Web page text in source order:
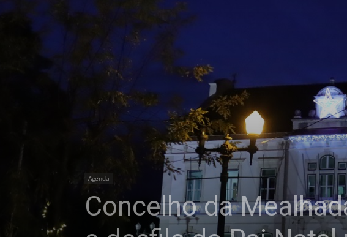
Agenda
Concelho da